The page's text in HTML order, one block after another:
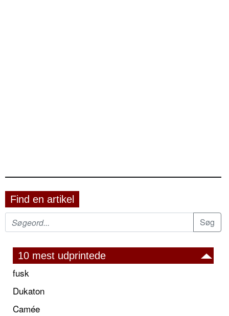
Find en artikel
10 mest udprintede
fusk
Dukaton
Camée